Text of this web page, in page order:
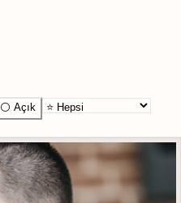
⚪ Açık